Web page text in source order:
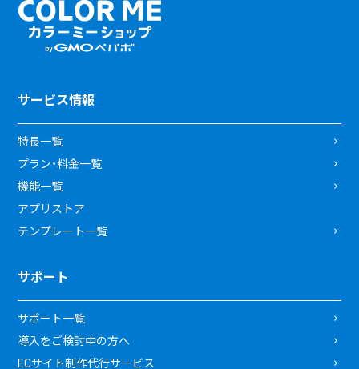
サービス情報
特長一覧
プラン・料金一覧
機能一覧
アプリストア
テンプレート一覧
サポート
サポート一覧
導入をご検討中の方へ
ECサイト制作代行サービス